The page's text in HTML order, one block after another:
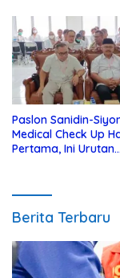
Paslon Sanidin-
Medical Check Up
Pertama, Ini Urutan
Berita Terbaru